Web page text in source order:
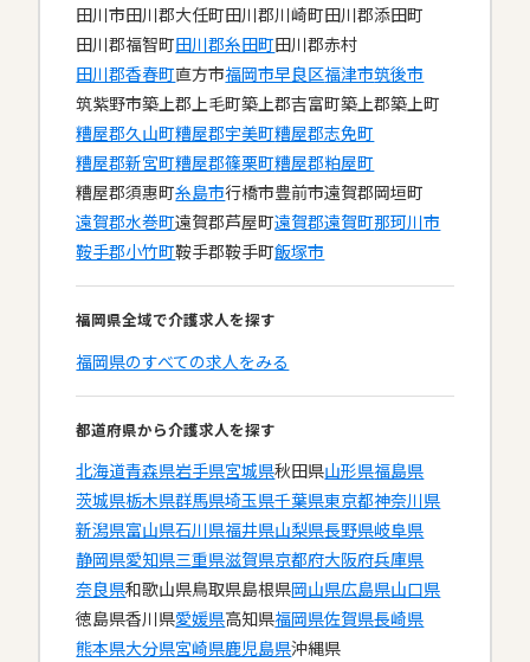
田川市田川郡大任町田川郡川崎町田川郡添田町
田川郡福智町田川郡糸田町田川郡赤村
田川郡香春町直方市福岡市早良区福津市筑後市
筑紫野市築上郡上毛町築上郡吉富町築上郡築上町
糟屋郡久山町糟屋郡宇美町糟屋郡志免町
糟屋郡新宮町糟屋郡篠栗町糟屋郡粕屋町
糟屋郡須惠町糸島市行橋市豊前市遠賀郡岡垣町
遠賀郡水巻町遠賀郡芦屋町遠賀郡遠賀町那珂川市
鞍手郡小竹町鞍手郡鞍手町飯塚市
福岡県全域で介護求人を探す
福岡県のすべての求人をみる
都道府県から介護求人を探す
北海道青森県岩手県宮城県秋田県山形県福島県
茨城県栃木県群馬県埼玉県千葉県東京都神奈川県
新潟県富山県石川県福井県山梨県長野県岐阜県
静岡県愛知県三重県滋賀県京都府大阪府兵庫県
奈良県和歌山県鳥取県島根県岡山県広島県山口県
徳島県香川県愛媛県高知県福岡県佐賀県長崎県
熊本県大分県宮崎県鹿児島県沖縄県